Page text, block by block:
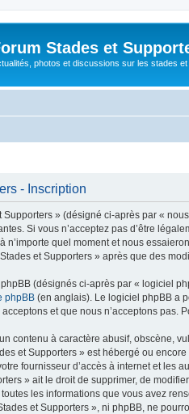
Stades et
photos et discussions sur les stades
- Inscription
Supporters » (désigné ci-après par «
Si vous n’acceptez pas d’être
n’importe quel moment et nous
et Supporters » après que des
(désignés ci-après par « logiciel
phpBB (en anglais). Le logiciel phpBB a
et que nous n’acceptons pas.
contenu à caractère abusif, obscène,
et Supporters » est hébergé ou
fournisseur d’accès à internet et les
» ait le droit de supprimer, de
les informations que vous avez
et Supporters », ni phpBB, ne